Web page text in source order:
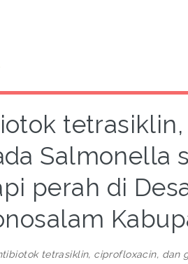
Salmonella
perah di
tetrasiklin, ciprofloxacin, dan